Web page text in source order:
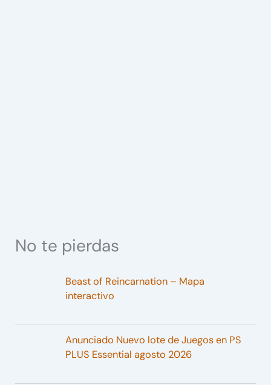
No te pierdas
Beast of Reincarnation – Mapa
interactivo
Anunciado Nuevo lote de Juegos en PS
PLUS Essential agosto 2026